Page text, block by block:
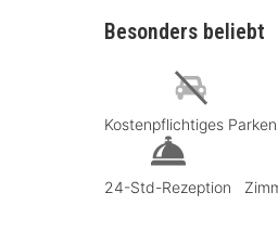
Besonders beliebt
Kostenpflichtiges Parken
24-Std-Rezeption